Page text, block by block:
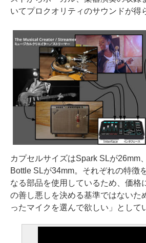
いてプロクオリティのサウンドが得
カプセルサイズはSpark SLが26mm
Bottle SLが34mm。それぞれの特徴
なる部品を使用しているため、価格
の善し悪しを決める基準ではないた
ったマイクを選んで欲しい」として